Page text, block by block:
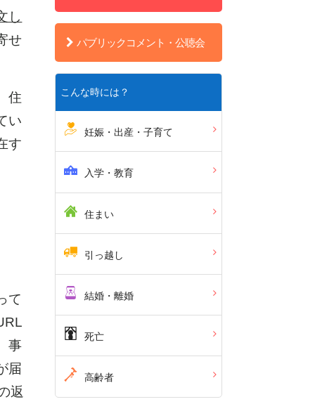
し
せ
住
い
す
て
事
届
返
パブリックコメント・公聴会
こんな時には？
妊娠・出産・子育て
入学・教育
住まい
引っ越し
結婚・離婚
死亡
高齢者